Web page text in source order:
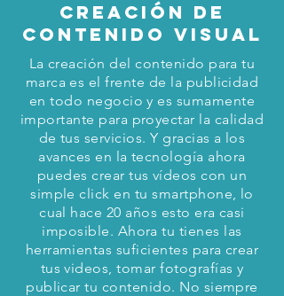
Creación de
contenido visual
La creación del contenido para tu
marca es el frente de la publicidad
en todo negocio y es sumamente
importante para proyectar la calidad
de tus servicios. Y gracias a los
avances en la tecnología ahora
puedes crear tus vídeos con un
simple click en tu smartphone, lo
cual hace 20 años esto era casi
imposible. Ahora tu tienes las
herramientas suficientes para crear
tus videos, tomar fotografías y
publicar tu contenido. No siempre